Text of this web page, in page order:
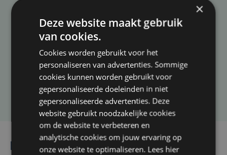
Taalfout opgemerkt?
Heb je een taal- of schrijffout opgemerkt in dit
artikel?
Laat het ons weten
Lees ook
×
Deze website maakt gebruik
van cookies.
Cookies worden gebruikt voor het
personaliseren van advertenties. Sommige
cookies kunnen worden gebruikt voor
gepersonaliseerde doeleinden in niet
gepersonaliseerde advertenties. Deze
website gebruikt noodzakelijke cookies
om de website te verbeteren en
analytische cookies om jouw ervaring op
onze website te optimaliseren. Lees hier